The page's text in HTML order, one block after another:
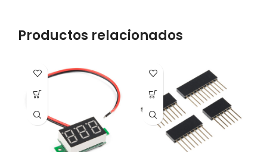
Productos relacionados